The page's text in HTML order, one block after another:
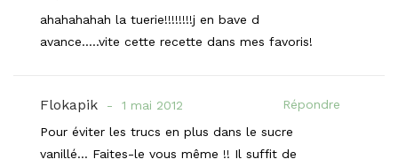
ahahahahah la tuerie!!!!!!!!j en bave d
avance…..vite cette recette dans mes favoris!
Flokapik 1 mai 2012
Répondre
Pour éviter les trucs en plus dans le sucre
vanillé… Faites-le vous même !! Il suffit de